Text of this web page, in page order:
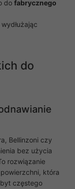
do fabrycznego
wydłużając
do
Bellinzoni czy
bez użycia
rozwiązanie
która
częstego
naszej
ofert.